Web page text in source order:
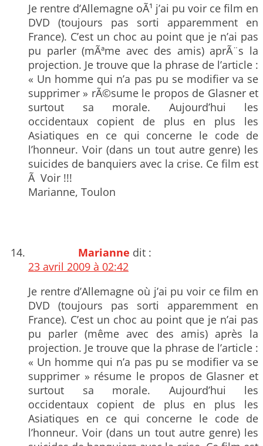
Je rentre d’Allemagne oÃ¹ j’ai pu voir ce film en
DVD (toujours pas sorti apparemment en
France). C’est un choc au point que je n’ai pas
pu parler (mÃªme avec des amis) aprÃ¨s la
projection. Je trouve que la phrase de l’article :
« Un homme qui n’a pas pu se modifier va se
supprimer » rÃ©sume le propos de Glasner et
surtout sa morale. Aujourd’hui les
occidentaux copient de plus en plus les
Asiatiques en ce qui concerne le code de
l’honneur. Voir (dans un tout autre genre) les
suicides de banquiers avec la crise. Ce film est
Ã Voir !!!
Marianne, Toulon
Marianne dit :
23 avril 2009 à 02:42
Je rentre d’Allemagne où j’ai pu voir ce film en
DVD (toujours pas sorti apparemment en
France). C’est un choc au point que je n’ai pas
pu parler (même avec des amis) après la
projection. Je trouve que la phrase de l’article :
« Un homme qui n’a pas pu se modifier va se
supprimer » résume le propos de Glasner et
surtout sa morale. Aujourd’hui les
occidentaux copient de plus en plus les
Asiatiques en ce qui concerne le code de
l’honneur. Voir (dans un tout autre genre) les